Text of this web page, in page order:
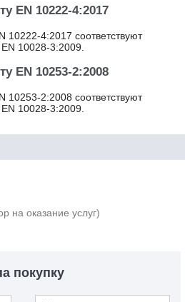
EN 10222-4:2017
10222-4:2017 соответствуют
10028-3:2009.
EN 10253-2:2008
10253-2:2008 соответствуют
10028-3:2009.
на оказание услуг)
покупку